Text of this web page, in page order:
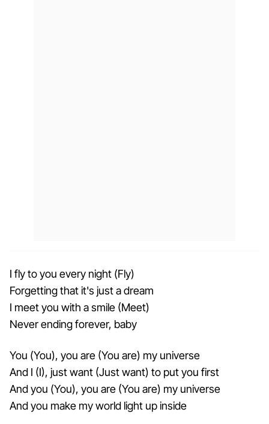
I fly to you every night (Fly)
Forgetting that it's just a dream
I meet you with a smile (Meet)
Never ending forever, baby
You (You), you are (You are) my universe
And I (I), just want (Just want) to put you first
And you (You), you are (You are) my universe
And you make my world light up inside